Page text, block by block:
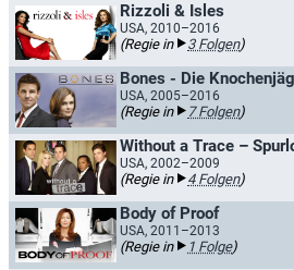
Rizzoli & Isles
USA, 2010–2016
(Regie in 3 Folgen)
Bones - Die
USA, 2005–2016
(Regie in 7 Folgen)
Without a Trace –
USA, 2002–2009
(Regie in 4 Folgen)
Body of Proof
USA, 2011–2013
(Regie in 1 Folge)